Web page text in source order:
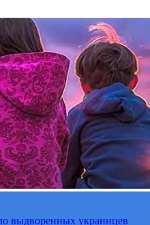
выдворенных украинцев